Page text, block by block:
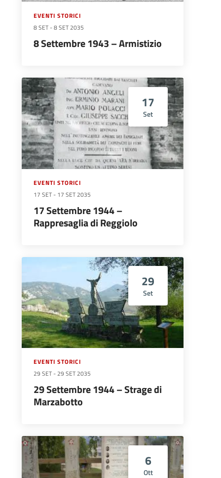
EVENTI STORICI
8 SET -8 SET 2035
8 Settembre 1943 – Armistizio
17
Set
EVENTI STORICI
17 SET - 17 SET 2035
17 Settembre 1944 –
Rappresaglia di Reggiolo
29
Set
EVENTI STORICI
29 SET -29 SET 2035
29 Settembre 1944 – Strage di
Marzabotto
6
Ott